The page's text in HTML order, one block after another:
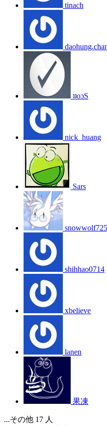
tinach
ʇʇoɔS
nick_huang
Sars
snowwolf725
shihhao0714
xbelieve
lanen
果凍
...その他 17 人